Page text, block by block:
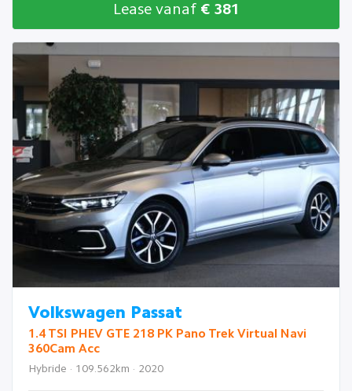
Lease vanaf € 381
Volkswagen Passat
1.4 TSI PHEV GTE 218 PK Pano Trek Virtual Navi
360Cam Acc
Hybride · 109.562km · 2020